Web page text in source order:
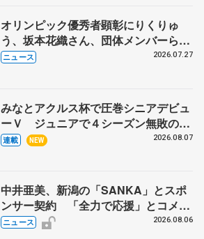
オリンピック優秀者顕彰にりくりゅ
う、坂本花織さん、団体メンバーら
8月7日に文科省が表彰式、ブルーノ・
ニュース 2026.07.27
みなとアクルス杯で圧巻シニアデビュ
ーＶ ジュニアで４シーズン無敗の島
田麻央
連載 NEW 2026.08.07
中井亜美、新潟の「SANKA」とスポ
ンサー契約 「全力で応援」とコメン
ト
ニュース 2026.08.06